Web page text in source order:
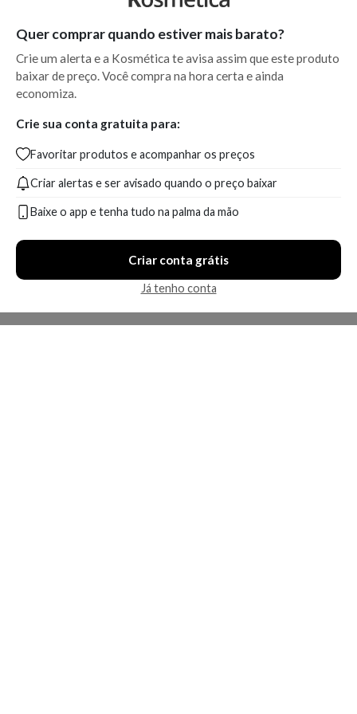
Quer comprar quando estiver mais barato?
Crie um alerta e a Kosmética te avisa assim que este produto
baixar de preço. Você compra na hora certa e ainda
economiza.
Crie sua conta gratuita para:
Favoritar produtos e acompanhar os preços
Criar alertas e ser avisado quando o preço baixar
Baixe o app e tenha tudo na palma da mão
Criar conta grátis
Já tenho conta